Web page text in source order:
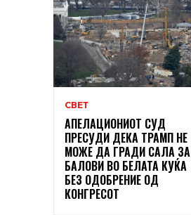
СВЕТ
АПЕЛАЦИОНИОТ СУД
ПРЕСУДИ ДЕКА ТРАМП НЕ
МОЖЕ ДА ГРАДИ САЛА ЗА
БАЛОВИ ВО БЕЛАТА КУЌА
БЕЗ ОДОБРЕНИЕ ОД
КОНГРЕСОТ